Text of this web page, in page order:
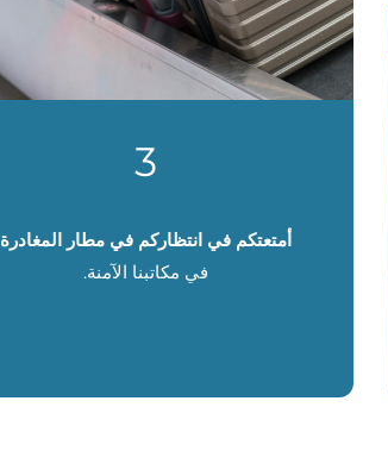
3
أمتعتكم في انتظاركم في مطار المغادرة
في مكاتبنا الآمنة.